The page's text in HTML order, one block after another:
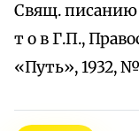
Свящ. писанию
т о в Г.П.,
«Путь», 1932,